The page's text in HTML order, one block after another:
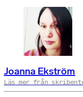
Joanna Ekström
Läs mer från